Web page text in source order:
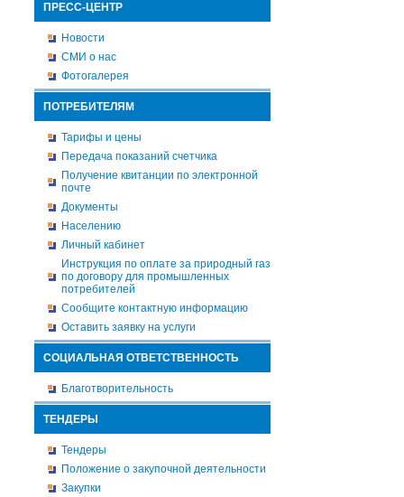
ПРЕСС-ЦЕНТР
Новости
СМИ о нас
Фотогалерея
ПОТРЕБИТЕЛЯМ
Тарифы и цены
Передача показаний счетчика
Получение квитанции по электронной
почте
Документы
Населению
Личный кабинет
Инструкция по оплате за природный газ
по договору для промышленных
потребителей
Сообщите контактную информацию
Оставить заявку на услуги
СОЦИАЛЬНАЯ ОТВЕТСТВЕННОСТЬ
Благотворительность
ТЕНДЕРЫ
Тендеры
Положение о закупочной деятельности
Закупки